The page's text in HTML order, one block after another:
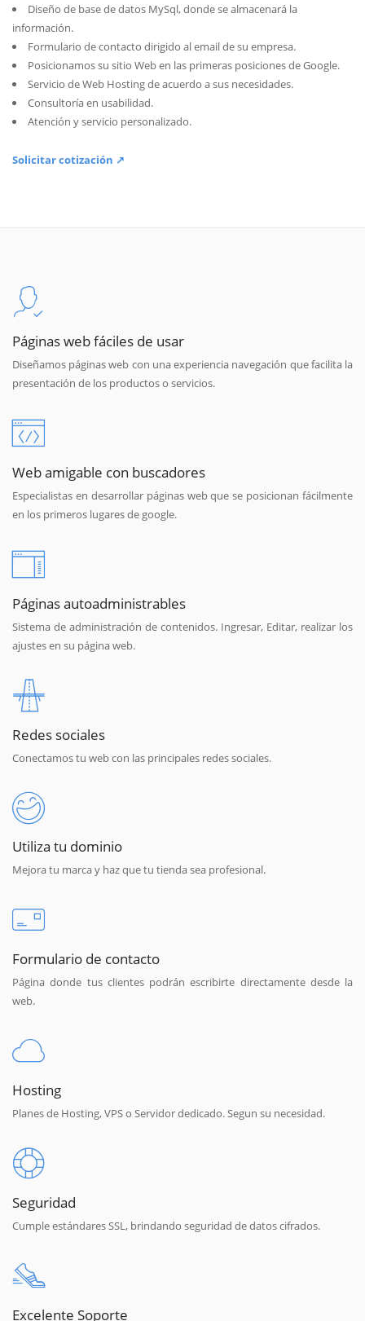
Diseño de base de datos MySql, donde se almacenará la
información.
Formulario de contacto dirigido al email de su empresa.
Posicionamos su sitio Web en las primeras posiciones de Google.
Servicio de Web Hosting de acuerdo a sus necesidades.
Consultoría en usabilidad.
Atención y servicio personalizado.
Solicitar cotización ↗
Páginas web fáciles de usar
Diseñamos páginas web con una experiencia navegación que facilita la
presentación de los productos o servicios.
Web amigable con buscadores
Especialistas en desarrollar páginas web que se posicionan fácilmente
en los primeros lugares de google.
Páginas autoadministrables
Sistema de administración de contenidos. Ingresar, Editar, realizar los
ajustes en su página web.
Redes sociales
Conectamos tu web con las principales redes sociales.
Utiliza tu dominio
Mejora tu marca y haz que tu tienda sea profesional.
Formulario de contacto
Página donde tus clientes podrán escribirte directamente desde la
web.
Hosting
Planes de Hosting, VPS o Servidor dedicado. Segun su necesidad.
Seguridad
Cumple estándares SSL, brindando seguridad de datos cifrados.
Excelente Soporte